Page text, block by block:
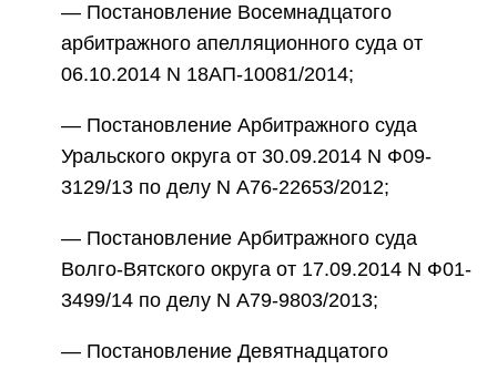
— Постановление Восемнадцатого
арбитражного апелляционного суда от
06.10.2014 N 18АП-10081/2014;
— Постановление Арбитражного суда
Уральского округа от 30.09.2014 N Ф09-
3129/13 по делу N А76-22653/2012;
— Постановление Арбитражного суда
Волго-Вятского округа от 17.09.2014 N Ф01-
3499/14 по делу N А79-9803/2013;
— Постановление Девятнадцатого